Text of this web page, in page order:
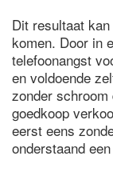
Dit resultaat
komen. Door in
telefoonangst
en voldoende
zonder
goedkoop
eerst eens
onderstaand